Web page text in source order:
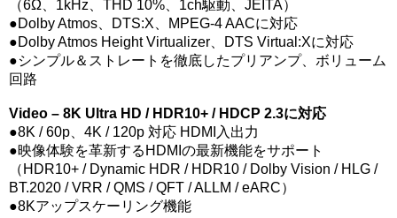
（6Ω、1kHz、THD 10%、1ch駆動、JEITA）
●Dolby Atmos、DTS:X、MPEG-4 AACに対応
●Dolby Atmos Height Virtualizer、DTS Virtual:Xに対応
●シンプル＆ストレートを徹底したプリアンプ、ボリューム
回路
Video – 8K Ultra HD / HDR10+ / HDCP 2.3に対応
●8K / 60p、4K / 120p 対応 HDMI入出力
●映像体験を革新するHDMIの最新機能をサポート
（HDR10+ / Dynamic HDR / HDR10 / Dolby Vision / HLG /
BT.2020 / VRR / QMS / QFT / ALLM / eARC）
●8Kアップスケーリング機能